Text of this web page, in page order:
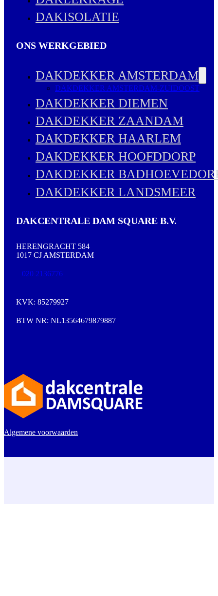
DAKISOLATIE
ONS WERKGEBIED
DAKDEKKER AMSTERDAM
DAKDEKKER AMSTERDAM-ZUIDOOST
DAKDEKKER DIEMEN
DAKDEKKER ZAANDAM
DAKDEKKER HAARLEM
DAKDEKKER HOOFDDORP
DAKDEKKER
DAKDEKKER LANDSMEER
DAKCENTRALE DAM SQUARE B.V.
HERENGRACHT 584
1017 CJ AMSTERDAM
020 2136776
KVK: 85279927
BTW NR: NL13564679879887
Algemene voorwaarden